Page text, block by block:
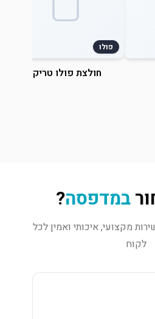
פולו
חולצת פולו טריקו
במדפסה?
מקצועי, איכותי ואמין לכל
לקוח